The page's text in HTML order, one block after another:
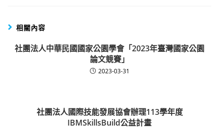
相關內容
社團法人中華民國國家公園學會「2023年臺灣國家公園
論文競賽」
2023-03-31
社團法人國際技能發展協會辦理113學年度
IBMSkillsBuild公益計畫